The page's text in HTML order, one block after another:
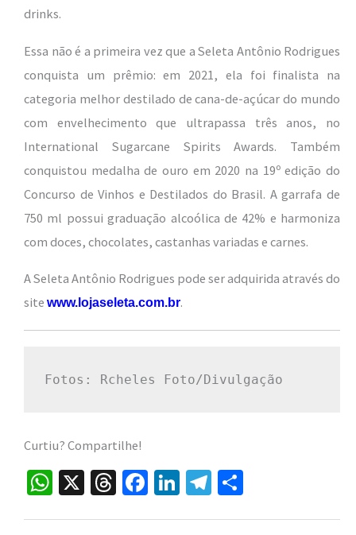
drinks.
Essa não é a primeira vez que a Seleta Antônio Rodrigues
conquista um prêmio: em 2021, ela foi finalista na
categoria melhor destilado de cana-de-açúcar do mundo
com envelhecimento que ultrapassa três anos, no
International Sugarcane Spirits Awards. Também
conquistou medalha de ouro em 2020 na 19º edição do
Concurso de Vinhos e Destilados do Brasil. A garrafa de
750 ml possui graduação alcoólica de 42% e harmoniza
com doces, chocolates, castanhas variadas e carnes.
A Seleta Antônio Rodrigues pode ser adquirida através do
site www.lojaseleta.com.br.
Fotos: Rcheles Foto/Divulgação
Curtiu? Compartilhe!
W X
T
Fa Li Te